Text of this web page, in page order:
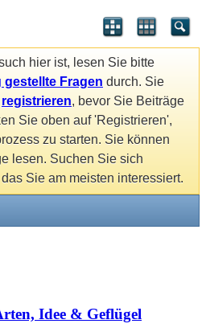
hier ist, lesen Sie bitte
gestellte Fragen durch. Sie
registrieren, bevor Sie Beiträge
Sie oben auf 'Registrieren',
zu starten. Sie können
lesen. Suchen Sie sich
Sie am meisten interessiert.
Idee & Geflügel